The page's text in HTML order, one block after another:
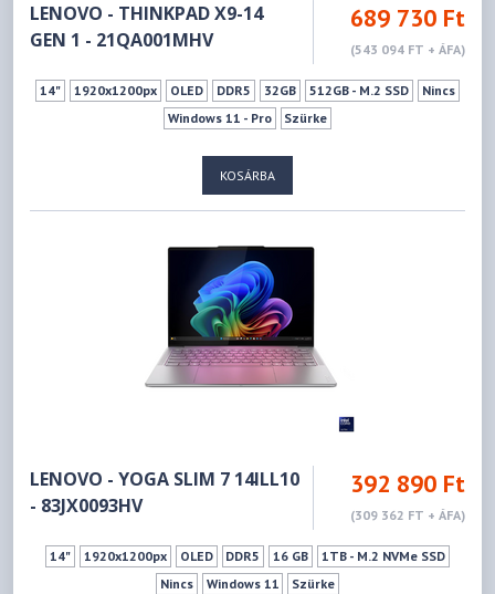
LENOVO - THINKPAD X9-14
GEN 1 - 21QA001MHV
689 730 Ft
(543 094 FT + ÁFA)
14" 1920x1200px OLED DDR5 32GB 512GB - M.2 SSD
Nincs
Windows 11 - Pro
Szürke
KOSÁRBA
LENOVO - YOGA SLIM 7 14ILL10
- 83JX0093HV
392 890 Ft
(309 362 FT + ÁFA)
14" 1920x1200px OLED DDR5 16 GB
1TB - M.2 NVMe SSD
Nincs
Windows 11 Szürke